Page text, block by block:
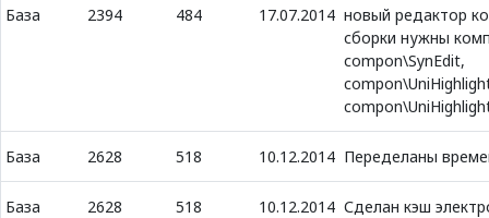
База 2394 484 17.07.2014 новый редактор
сборки нужны
сompon\SynEdit,
База 2628 518 10.12.2014 Переделаны
База 2628 518 10.12.2014 Сделан кэш